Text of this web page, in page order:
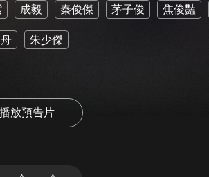
成毅 秦俊傑 茅子俊 焦俊豔
朱少傑
播放預告片